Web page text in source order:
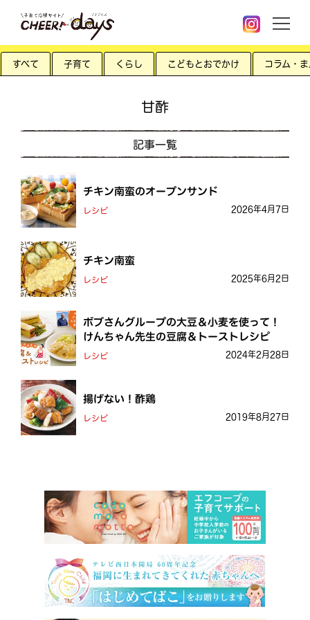
すべて 子育て くらし こどもとおでかけ コラム・
甘酢
記事一覧
チキン南蛮のオープンサンド
レシピ 2026年4月7日
チキン南蛮
レシピ 2025年6月2日
ボブさんグループの大豆＆小麦を使って！
けんちゃん先生の豆腐＆トーストレシピ
レシピ 2024年2月28日
揚げない！酢鶏
レシピ 2019年8月27日